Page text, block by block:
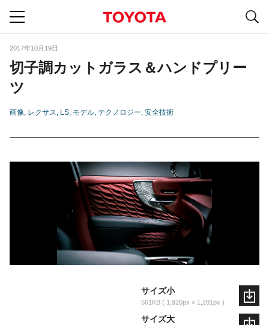
2017年10月19日
切子調カットガラス＆ハンドプリー
ツ
画像 レクサス LS モデル テクノロジー 安全技術
サイズ小
561KB 1,920px × 1,281px
サイズ大